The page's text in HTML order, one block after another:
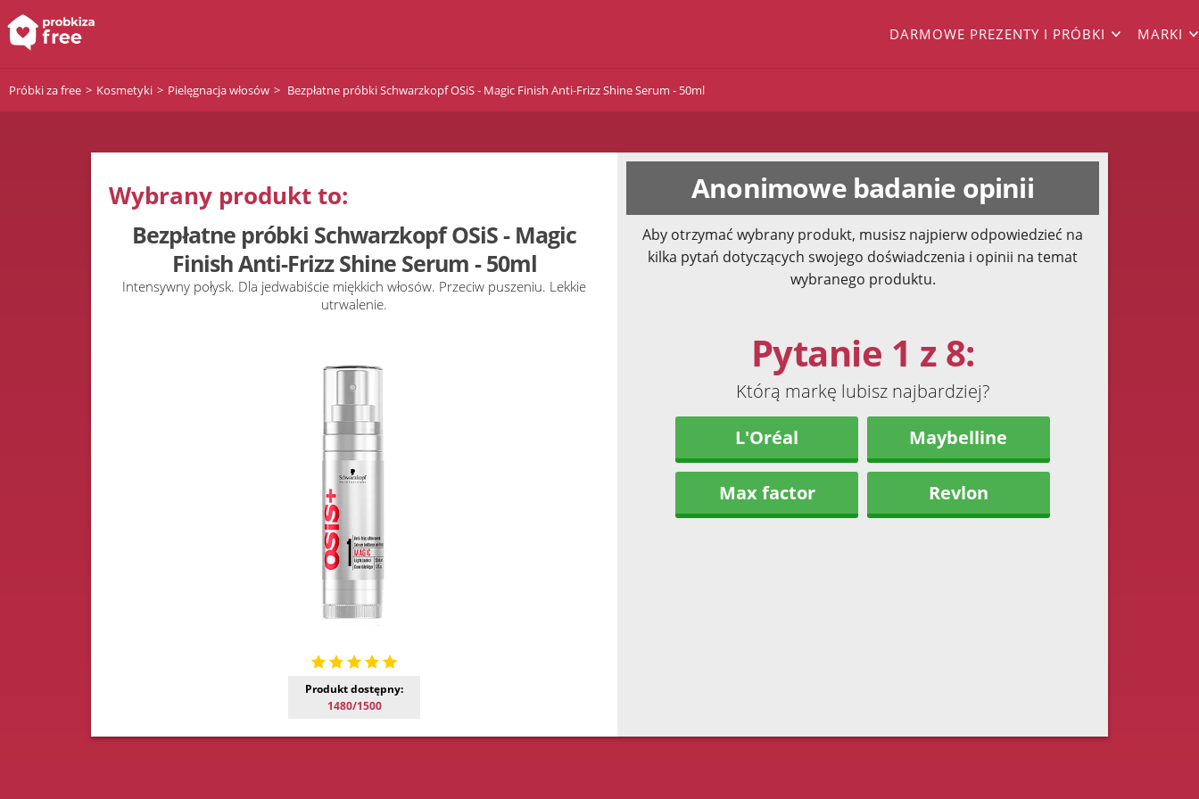
DARMOWE PREZENTY I PRÓBKI MARKI
Próbki za free Kosmetyki Pielęgnacja włosów Bezpłatne próbki Schwarzkopf OSiS - Magic Finish Anti-Frizz Shine Serum - 50ml
Wybrany produkt to:
Bezpłatne próbki Schwarzkopf OSiS - Magic
Finish Anti-Frizz Shine Serum - 50ml
Intensywny połysk. Dla jedwabiście miękkich włosów. Przeciw puszeniu. Lekkie
utrwalenie.
Produkt dostępny:
1480/1500
Anonimowe badanie opinii
Aby otrzymać wybrany produkt, musisz najpierw odpowiedzieć na
kilka pytań dotyczących swojego doświadczenia i opinii na temat
wybranego produktu.
Pytanie 1 z 8:
Którą markę lubisz najbardziej?
L'Oréal
Maybelline
Max factor Revlon